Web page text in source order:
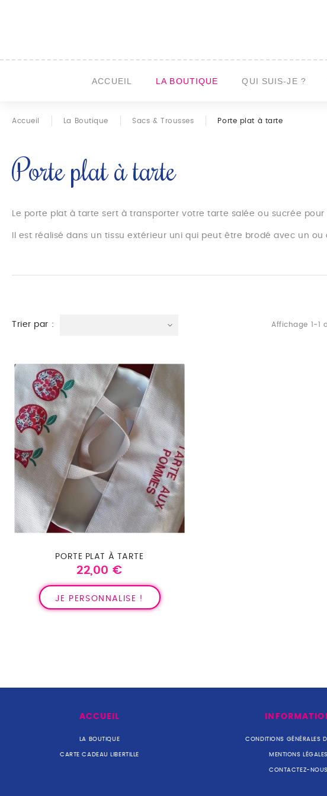
ACCUEIL LA BOUTIQUE QUI SUIS-JE ?
Accueil La Boutique Sacs & Trousses Porte plat à tarte
Porte plat à tarte
Le porte plat à tarte sert à transporter votre tarte salée ou sucrée
Il est réalisé dans un tissu extérieur uni qui peut être brodé avec un
Trier par : Affichage 1-1
PORTE PLAT À TARTE
Prix
22,00 €
JE PERSONNALISE !
ACCUEIL
LA BOUTIQUE
CARTE CADEAU LIBERTILLE
CONDITIONS GÉNÉRALES
MENTIONS LÉGALES
CONTACTEZ-NOUS